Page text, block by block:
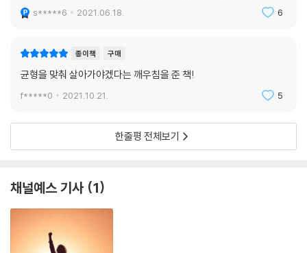
s*****6 2021.06.18. 6
종이책 구매
균형을 맞춰 살아가야겠다는 깨우침을 준 책!
f*****0 2021.10.21. 5
한줄평 전체보기
채널예스 기사 1